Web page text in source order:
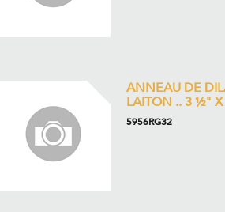
ANNEAU DE
LAITON .. 3 ½"
5956RG32